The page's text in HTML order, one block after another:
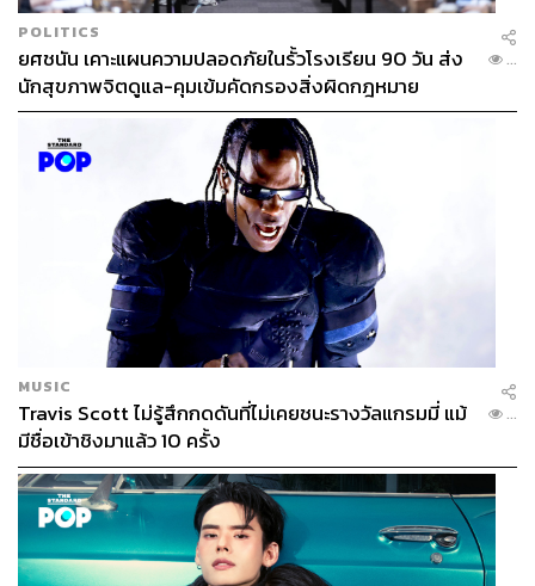
ตลอดการดำเนินงาน แสนสิริ ยังได้จับมือกับ บริษัท โคคา-โค
ล่า (ประเทศไทย) จำกัด และคณะเศรษฐศาสตร์ จุฬาลงกรณ์
มหาวิทยาลัย ร่วมศึกษาทดลองทางเศรษฐศาสตร์เพื่อสร้าง
พฤติกรรมการแยกขยะของลูกบ้านใน T77 Community และ
นำผลการวิจัยมาปรับใช้ร่วมกับผลการศึกษาของแสนสิริ เพื่อ
ออกแบบห้องพักขยะและถังขยะรูปแบบใหม่ในทุกโครงการ
แนวสูงที่จะแล้วเสร็จตั้งแต่ปี 2020 เป็นต้นไป รวมถึงการร่วม
มือกับ พลัส พร็อพเพอร์ตี้ นำร่องคัดแยกรีไซเคิลมากถึง 16
ตัน หรือเทียบเท่าการปล่อยก๊าซคาร์บอนมอนออกไซด์เฉลี่ย
11.6 ตันใน 29 โครงการ
จริยาเชื่อว่า หากการปรับพฤติกรรมมันยุ่งและยังยาก ย่อมไม่
เกิดการเปลี่ยนแปลงที่ยั่งยืน “จากผลวิจัยเราพบว่า ถังขยะใส
ทำให้คนทิ้งไม่ผิดและไม่กล้าทิ้งผิด เราแค่เปลี่ยนรูปแบบถัง
ขยะเท่านั้น ลองนำไปปรับใช้ใน T77 Community ทั้ง 8
โครงการ การแยกขยะดีขึ้นมาก”
พิสูจน์อักษร: พรนภัส ชำนาญค้า
POLITICS
ยศชนัน เคาะแผนความปลอดภัยในรั้วโรงเรียน 90 วัน ส่ง
นักสุขภาพจิตดูแล-คุมเข้มคัดกรองสิ่งผิดกฎหมาย
...
MUSIC
Travis Scott ไม่รู้สึกกดดันที่ไม่เคยชนะรางวัลแกรมมี่ แม้
มีชื่อเข้าชิงมาแล้ว 10 ครั้ง
...